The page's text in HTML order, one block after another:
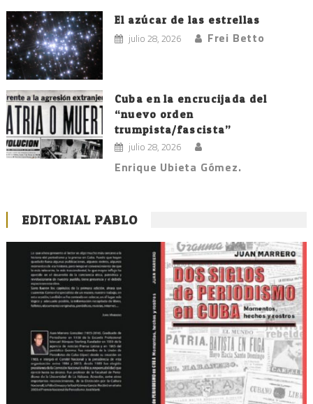
El azúcar de las estrellas
julio 28, 2026 Frei Betto
Cuba en la encrucijada del
“nuevo orden
trumpista/fascista”
julio 28, 2026
Enrique Ubieta Gómez.
EDITORIAL PABLO